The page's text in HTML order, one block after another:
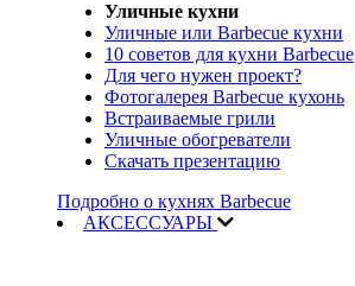
Уличные кухни
Уличные или Barbecue кухни
10 советов для кухни Barbecue
Для чего нужен проект?
Фотогалерея Barbecue кухонь
Встраиваемые грили
Уличные обогреватели
Скачать презентацию
Подробно о кухнях Barbecue
АКСЕССУАРЫ